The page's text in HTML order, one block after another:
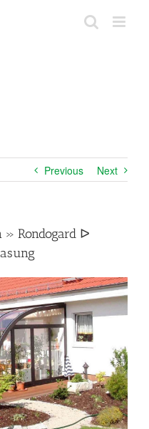
Previous Next
» Rondogard ᐅ